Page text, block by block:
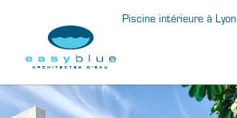
Piscine intérieure à Lyon